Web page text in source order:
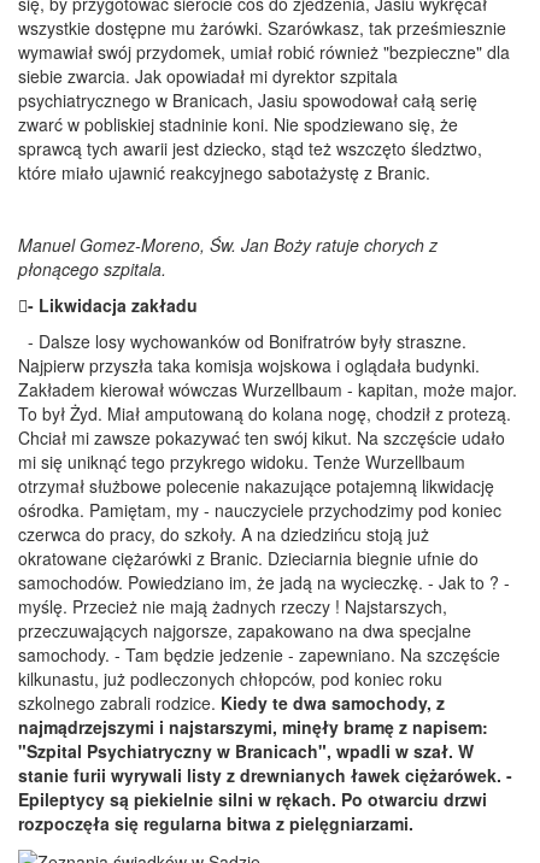
wszystkie dostępne mu żarówki. Szarówkasz, tak prześmiesznie
wymawiał swój przydomek, umiał robić również "bezpieczne" dla
siebie zwarcia. Jak opowiadał mi dyrektor szpitala
psychiatrycznego w Branicach, Jasiu spowodował całą serię
zwarć w pobliskiej stadninie koni. Nie spodziewano się, że
sprawcą tych awarii jest dziecko, stąd też wszczęto śledztwo,
które miało ujawnić reakcyjnego sabotażystę z Branic.
Manuel Gomez-Moreno, Św. Jan Boży ratuje chorych z
płonącego szpitala.
- Likwidacja zakładu
- Dalsze losy wychowanków od Bonifratrów były straszne.
Najpierw przyszła taka komisja wojskowa i oglądała budynki.
Zakładem kierował wówczas Wurzellbaum - kapitan, może major.
To był Żyd. Miał amputowaną do kolana nogę, chodził z protezą.
Chciał mi zawsze pokazywać ten swój kikut. Na szczęście udało
mi się uniknąć tego przykrego widoku. Tenże Wurzellbaum
otrzymał służbowe polecenie nakazujące potajemną likwidację
ośrodka. Pamiętam, my - nauczyciele przychodzimy pod koniec
czerwca do pracy, do szkoły. A na dziedzińcu stoją już
okratowane ciężarówki z Branic. Dzieciarnia biegnie ufnie do
samochodów. Powiedziano im, że jadą na wycieczkę. - Jak to ? -
myślę. Przecież nie mają żadnych rzeczy ! Najstarszych,
przeczuwających najgorsze, zapakowano na dwa specjalne
samochody. - Tam będzie jedzenie - zapewniano. Na szczęście
kilkunastu, już podleczonych chłopców, pod koniec roku
szkolnego zabrali rodzice. Kiedy te dwa samochody, z
najmądrzejszymi i najstarszymi, minęły bramę z napisem:
"Szpital Psychiatryczny w Branicach", wpadli w szał. W
stanie furii wyrywali listy z drewnianych ławek ciężarówek. -
Epileptycy są piekielnie silni w rękach. Po otwarciu drzwi
rozpoczęła się regularna bitwa z pielęgniarzami.